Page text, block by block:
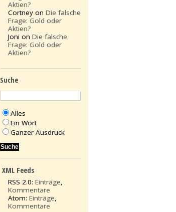
Aktien?
Cortney onDie falsche
Frage: Gold oder
Aktien?
Joni onDie falsche
Frage: Gold oder
Aktien?
Suche
Alles
Ein Wort
Ganzer Ausdruck
XML Feeds
RSS 2.0:Einträge,
Kommentare
Atom:Einträge,
Kommentare